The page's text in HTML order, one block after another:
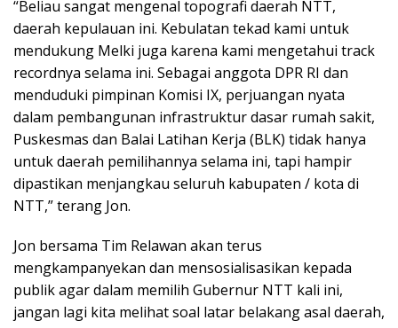
“Beliau sangat mengenal topografi daerah NTT,
daerah kepulauan ini. Kebulatan tekad kami untuk
mendukung Melki juga karena kami mengetahui track
recordnya selama ini. Sebagai anggota DPR RI dan
menduduki pimpinan Komisi IX, perjuangan nyata
dalam pembangunan infrastruktur dasar rumah sakit,
Puskesmas dan Balai Latihan Kerja (BLK) tidak hanya
untuk daerah pemilihannya selama ini, tapi hampir
dipastikan menjangkau seluruh kabupaten / kota di
NTT,” terang Jon.
Jon bersama Tim Relawan akan terus
mengkampanyekan dan mensosialisasikan kepada
publik agar dalam memilih Gubernur NTT kali ini,
jangan lagi kita melihat soal latar belakang asal daerah,